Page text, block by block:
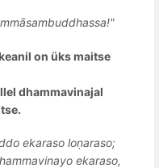
on üks maitse
dhammavinajal
ekaraso loṇaraso;
ekaraso,